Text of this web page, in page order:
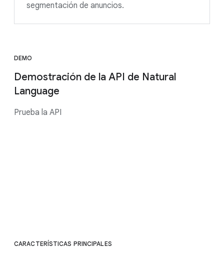
segmentación de anuncios.
DEMO
Demostración de la API de Natural
Language
Prueba la API
CARACTERÍSTICAS PRINCIPALES